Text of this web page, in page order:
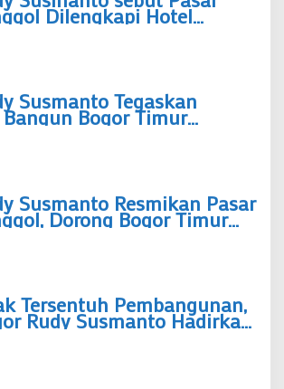
Dilengkapi Hotel
Ratusan Ekor
Susmanto Tegaskan
Bogor Timur
Pertumbuhan Ekonomi
Susmanto Resmikan Pasar
Dorong Bogor Timur
Ekonomi Baru
Tersentuh Pembangunan,
Rudy Susmanto Hadirkan
SDN Tegal Benteng Cariu